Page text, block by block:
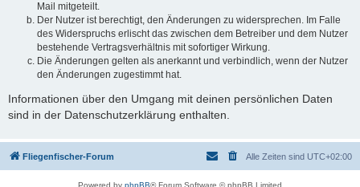
Mail mitgeteilt.
Der Nutzer ist berechtigt, den Änderungen zu widersprechen. Im Falle
des Widerspruchs erlischt das zwischen dem Betreiber und dem Nutzer
bestehende Vertragsverhältnis mit sofortiger Wirkung.
Die Änderungen gelten als anerkannt und verbindlich, wenn der Nutzer
den Änderungen zugestimmt hat.
Informationen über den Umgang mit deinen persönlichen Daten
sind in der Datenschutzerklärung enthalten.
Fliegenfischer-Forum Alle Zeiten sind UTC+02:00